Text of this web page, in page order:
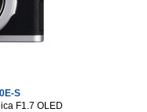
S
F1.7 OLED